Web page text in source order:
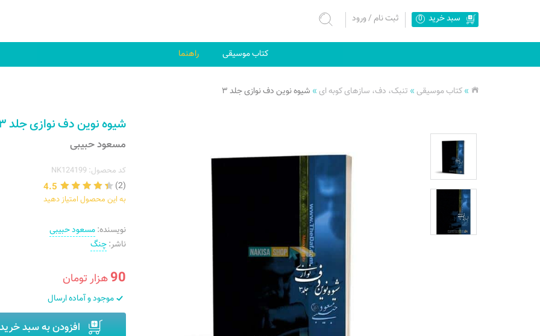
سبد خرید 0 ثبت نام/ورود
کتاب موسیقی راهنما
»کتاب موسیقی » تنبک، دف، سازهای کوبه ای » شیوه نوین دف نوازی جلد ۳
شیوه نوین دف نوازی جلد ۳
مسعود حبیبی
کد محصول: NK124199
(2)
4.5
به این محصول امتیاز دهید
نویسنده:مسعود حبیبی
ناشر:چنگ
90هزار تومان
موجود و آماده ارسال
افزودن به سبد